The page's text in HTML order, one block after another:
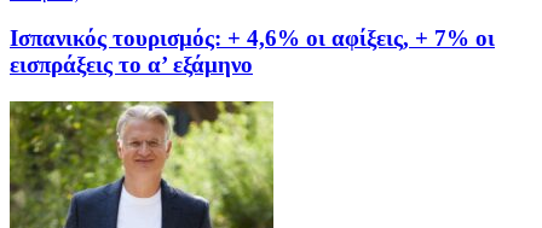
Ισπανικός τουρισμός: + 4,6% οι αφίξεις, + 7% οι
εισπράξεις το α’ εξάμηνο